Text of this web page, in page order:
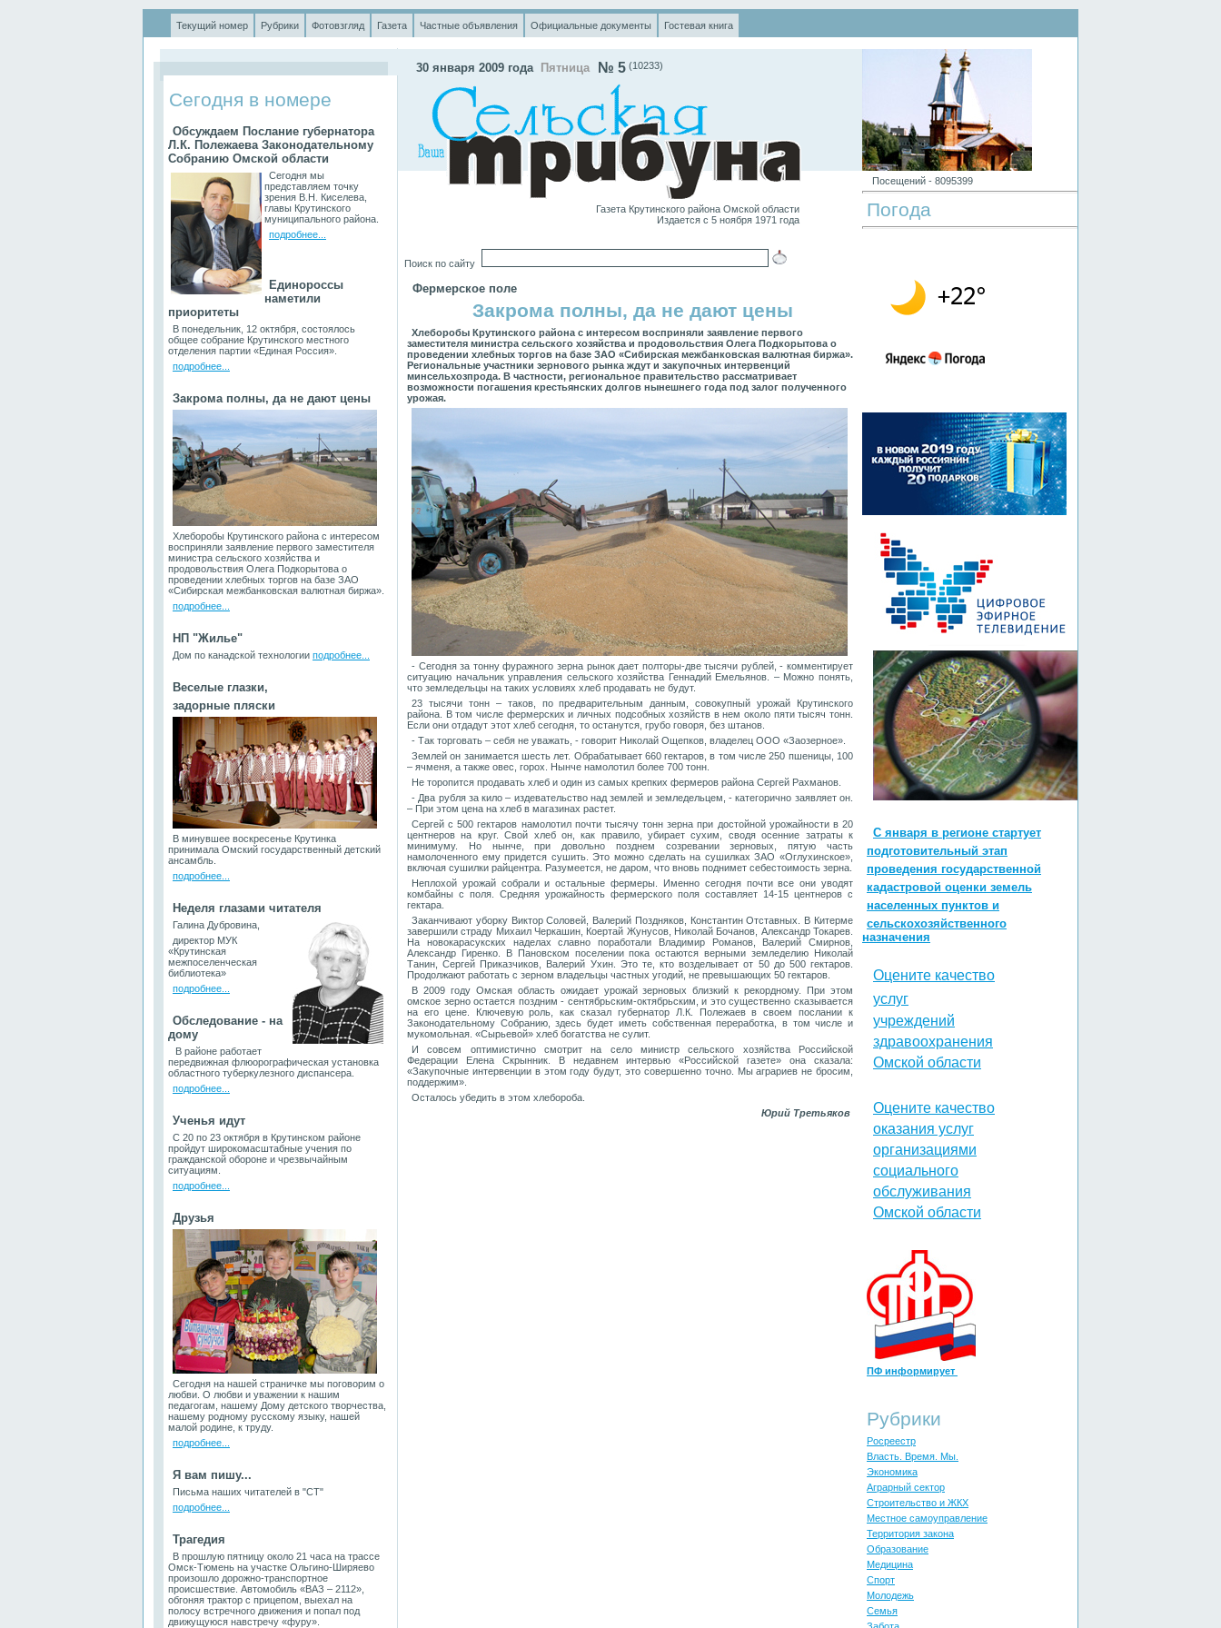
Текущий номер Рубрики Фотовзгляд Газета Частные объявления Официальные документы
Гостевая книга
Сегодня в номере
Обсуждаем Послание губернатора
Л.К. Полежаева Законодательному
Собранию Омской области
Сегодня мы
представляем точку
зрения В.Н. Киселева,
главы Крутинского
муниципального района.
подробнее...
Единороссы
наметили
приоритеты
В понедельник, 12 октября, состоялось
общее собрание Крутинского местного
отделения партии «Единая Россия».
подробнее...
Закрома полны, да не дают цены
Хлеборобы Крутинского района с интересом
восприняли заявление первого заместителя
министра сельского хозяйства и
продовольствия Олега Подкорытова о
проведении хлебных торгов на базе ЗАО
«Сибирская межбанковская валютная биржа».
подробнее...
НП "Жилье"
Дом по канадской технологии подробнее...
Веселые глазки,
задорные пляски
В минувшее воскресенье Крутинка
принимала Омский государственный детский
ансамбль.
подробнее...
Неделя глазами читателя
Галина Дубровина,
директор МУК
«Крутинская
межпоселенческая
библиотека»
подробнее...
Обследование - на
дому
В районе работает
передвижная флюорографическая установка
областного туберкулезного диспансера.
подробнее...
Ученья идут
С 20 по 23 октября в Крутинском районе
пройдут широкомасштабные учения по
гражданской обороне и чрезвычайным
ситуациям.
подробнее...
Друзья
Сегодня на нашей страничке мы поговорим о
любви. О любви и уважении к нашим
педагогам, нашему Дому детского творчества,
нашему родному русскому языку, нашей
малой родине, к труду.
подробнее...
Я вам пишу...
Письма наших читателей в "СТ"
подробнее...
Трагедия
В прошлую пятницу около 21 часа на трассе
Омск-Тюмень на участке Ольгино-Ширяево
произошло дорожно-транспортное
происшествие. Автомобиль «ВАЗ – 2112»,
обгоняя трактор с прицепом, выехал на
полосу встречного движения и попал под
движущуюся навстречу «фуру».
30 января 2009 года Пятница № 5 (10233)
Газета Крутинского района Омской области
Издается с 5 ноября 1971 года
Поиск по сайту
Фермерское поле
Закрома полны, да не дают цены
Хлеборобы Крутинского района с интересом восприняли заявление первого
заместителя министра сельского хозяйства и продовольствия Олега Подкорытова о
проведении хлебных торгов на базе ЗАО «Сибирская межбанковская валютная биржа».
Региональные участники зернового рынка ждут и закупочных интервенций
минсельхозпрода. В частности, региональное правительство рассматривает
возможности погашения крестьянских долгов нынешнего года под залог полученного
урожая.
- Сегодня за тонну фуражного зерна рынок дает полторы-две тысячи рублей, - комментирует
ситуацию начальник управления сельского хозяйства Геннадий Емельянов. – Можно понять,
что земледельцы на таких условиях хлеб продавать не будут.
23 тысячи тонн – таков, по предварительным данным, совокупный урожай Крутинского
района. В том числе фермерских и личных подсобных хозяйств в нем около пяти тысяч тонн.
Если они отдадут этот хлеб сегодня, то останутся, грубо говоря, без штанов.
- Так торговать – себя не уважать, - говорит Николай Ощепков, владелец ООО «Заозерное».
Землей он занимается шесть лет. Обрабатывает 660 гектаров, в том числе 250 пшеницы, 100
– ячменя, а также овес, горох. Нынче намолотил более 700 тонн.
Не торопится продавать хлеб и один из самых крепких фермеров района Сергей Рахманов.
- Два рубля за кило – издевательство над землей и земледельцем, - категорично заявляет он.
– При этом цена на хлеб в магазинах растет.
Сергей с 500 гектаров намолотил почти тысячу тонн зерна при достойной урожайности в 20
центнеров на круг. Свой хлеб он, как правило, убирает сухим, сводя осенние затраты к
минимуму. Но нынче, при довольно позднем созревании зерновых, пятую часть
намолоченного ему придется сушить. Это можно сделать на сушилках ЗАО «Оглухинское»,
включая сушилки райцентра. Разумеется, не даром, что вновь поднимет себестоимость зерна.
Неплохой урожай собрали и остальные фермеры. Именно сегодня почти все они уводят
комбайны с поля. Средняя урожайность фермерского поля составляет 14-15 центнеров с
гектара.
Заканчивают уборку Виктор Соловей, Валерий Поздняков, Константин Отставных. В Китерме
завершили страду Михаил Черкашин, Коертай Жунусов, Николай Бочанов, Александр Токарев.
На новокарасукских наделах славно поработали Владимир Романов, Валерий Смирнов,
Александр Гиренко. В Пановском поселении пока остаются верными земледелию Николай
Танин, Сергей Приказчиков, Валерий Ухин. Это те, кто возделывает от 50 до 500 гектаров.
Продолжают работать с зерном владельцы частных угодий, не превышающих 50 гектаров.
В 2009 году Омская область ожидает урожай зерновых близкий к рекордному. При этом
омское зерно остается поздним - сентябрьским-октябрьским, и это существенно сказывается
на его цене. Ключевую роль, как сказал губернатор Л.К. Полежаев в своем послании к
Законодательному Собранию, здесь будет иметь собственная переработка, в том числе и
мукомольная. «Сырьевой» хлеб богатства не сулит.
И совсем оптимистично смотрит на село министр сельского хозяйства Российской
Федерации Елена Скрынник. В недавнем интервью «Российской газете» она сказала:
«Закупочные интервенции в этом году будут, это совершенно точно. Мы аграриев не бросим,
поддержим».
Осталось убедить в этом хлебороба.
Юрий Третьяков
Посещений - 8095399
Погода
С января в регионе стартует
подготовительный этап
проведения государственной
кадастровой оценки земель
населенных пунктов и
сельскохозяйственного
назначения
Оцените качество
услуг
учреждений
здравоохранения
Омской области
Оцените качество
оказания услуг
организациями
социального
обслуживания
Омской области
ПФ информирует
Рубрики
Росреестр
Власть. Время. Мы.
Экономика
Аграрный сектор
Строительство и ЖКХ
Местное самоуправление
Территория закона
Образование
Медицина
Спорт
Молодежь
Cемья